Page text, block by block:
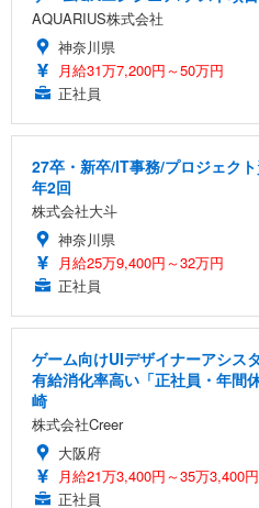
AQUARIUS株式会社
神奈川県
月給31万7,200円～50万円
正社員
27卒・新卒/IT事務/プロジェク
年2回
株式会社大斗
神奈川県
月給25万9,400円～32万円
正社員
ゲーム向けUIデザイナーアシス
有給消化率高い「正社員・年間
崎
株式会社Creer
大阪府
月給21万3,400円～35万3,400円
正社員